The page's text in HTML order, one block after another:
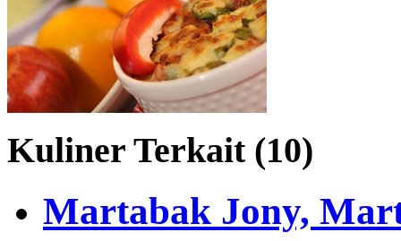
Kuliner Terkait (10)
Martabak Jony,